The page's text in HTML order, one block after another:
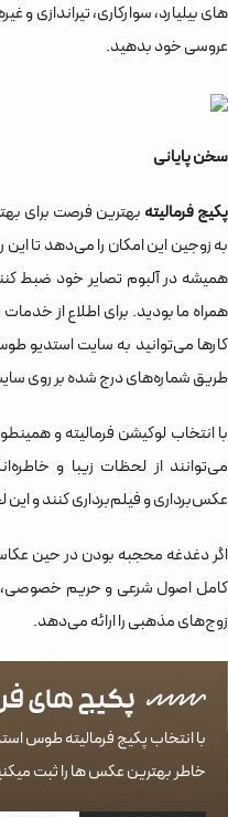
های بیلیارد، سوارکاری، تیراندازی و
عروسی خود بدهید.
سخن پایانی
پکیج فرمالیته بهترین فرصت برای
به زوجین این امکان را می‌دهد تا
همیشه در آلبوم تصایر خود ضبط
همراه ما بودید. برای اطلاع از
کارها می‌توانید به سایت استدیو
طریق شماره‌های درج شده بر روی
با انتخاب لوکیشن فرمالیته و
می‌توانند از لحظات زیبا و
عکس‌برداری و فیلم‌برداری کنند و این
اگر دغدغه محجبه بودن در حین
کامل اصول شرعی و حریم خصوصی،
زوج‌های مذهبی را ارائه می‌دهد.
پکیج های
با انتخاب پکیج‌‌ فرمالیته طوس
خاطر بهترین عکس ها را ثبت